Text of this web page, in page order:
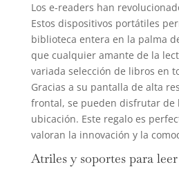
Los e-readers han
Estos dispositivos portátiles
biblioteca entera en la palma
que cualquier amante de la
variada selección de libros en
Gracias a su pantalla de alta
frontal, se pueden disfrutar de
ubicación. Este regalo es
valoran la innovación y la
Atriles y soportes para